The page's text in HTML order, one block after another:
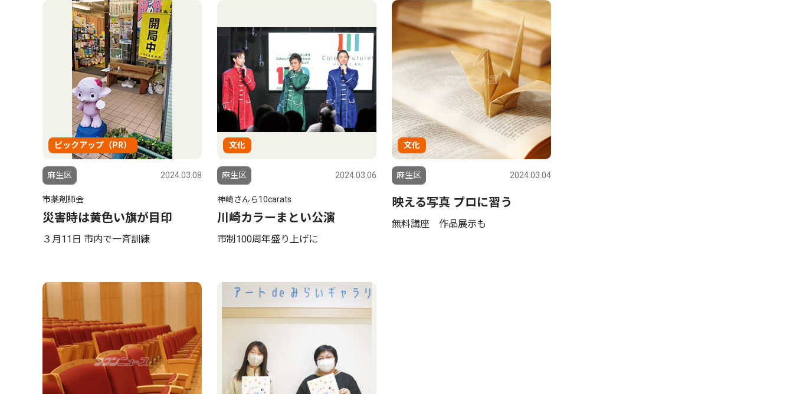
ピックアップ（PR）
麻生区 2024.03.08
市薬剤師会
災害時は黄色い旗が目印
３月11日 市内で一斉訓練
文化
麻生区 2024.03.06
神崎さんら10carats
川崎カラーまとい公演
市制100周年盛り上げに
文化
麻生区 2024.03.04
映える写真 プロに習う
無料講座 作品展示も